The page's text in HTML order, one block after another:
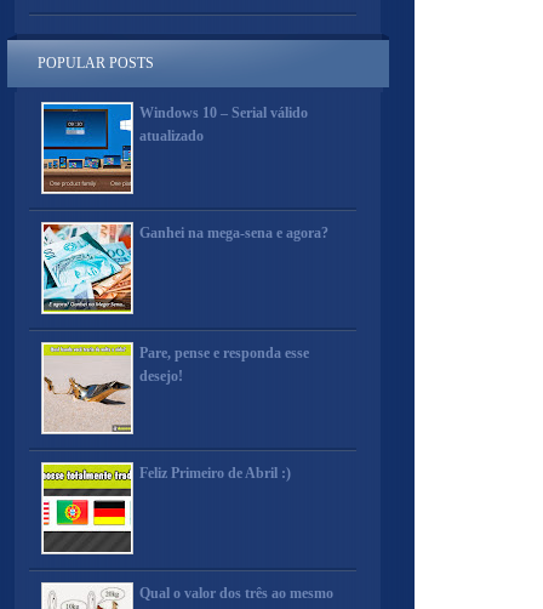
POPULAR POSTS
Windows 10 – Serial válido
atualizado
Ganhei na mega-sena e agora?
Pare, pense e responda esse
desejo!
Feliz Primeiro de Abril :)
Qual o valor dos três ao mesmo